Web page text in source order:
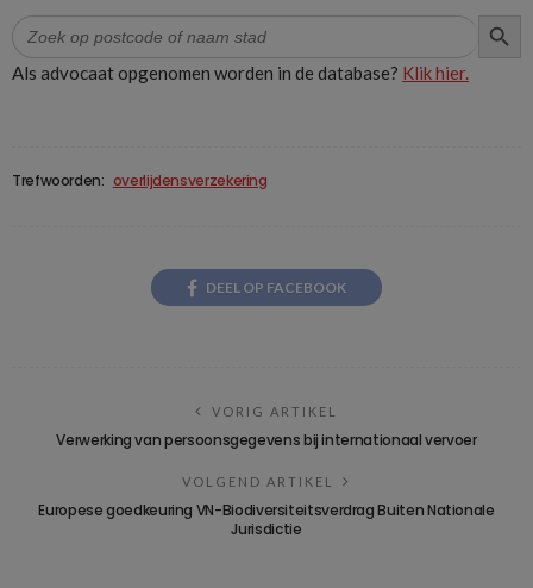
Zoek
naar:
Als advocaat opgenomen worden in de database? Klik hier.
Trefwoorden: overlijdensverzekering
DEEL OP FACEBOOK
VORIG ARTIKEL
Verwerking van persoonsgegevens bij internationaal vervoer
VOLGEND ARTIKEL
Europese goedkeuring VN-Biodiversiteitsverdrag Buiten Nationale
Jurisdictie